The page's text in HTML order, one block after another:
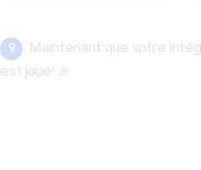
9 Maintenant que votre
est joué! 🎉